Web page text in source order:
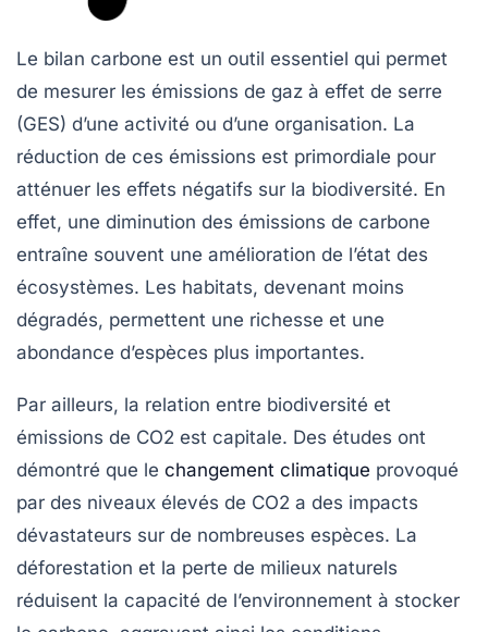
Le bilan carbone est un outil essentiel qui permet
de mesurer les émissions de gaz à effet de serre
(GES) d’une activité ou d’une organisation. La
réduction de ces émissions est primordiale pour
atténuer les effets négatifs sur la biodiversité. En
effet, une diminution des émissions de carbone
entraîne souvent une amélioration de l’état des
écosystèmes. Les habitats, devenant moins
dégradés, permettent une richesse et une
abondance d’espèces plus importantes.
Par ailleurs, la relation entre biodiversité et
émissions de CO2 est capitale. Des études ont
démontré que le changement climatique provoqué
par des niveaux élevés de CO2 a des impacts
dévastateurs sur de nombreuses espèces. La
déforestation et la perte de milieux naturels
réduisent la capacité de l’environnement à stocker